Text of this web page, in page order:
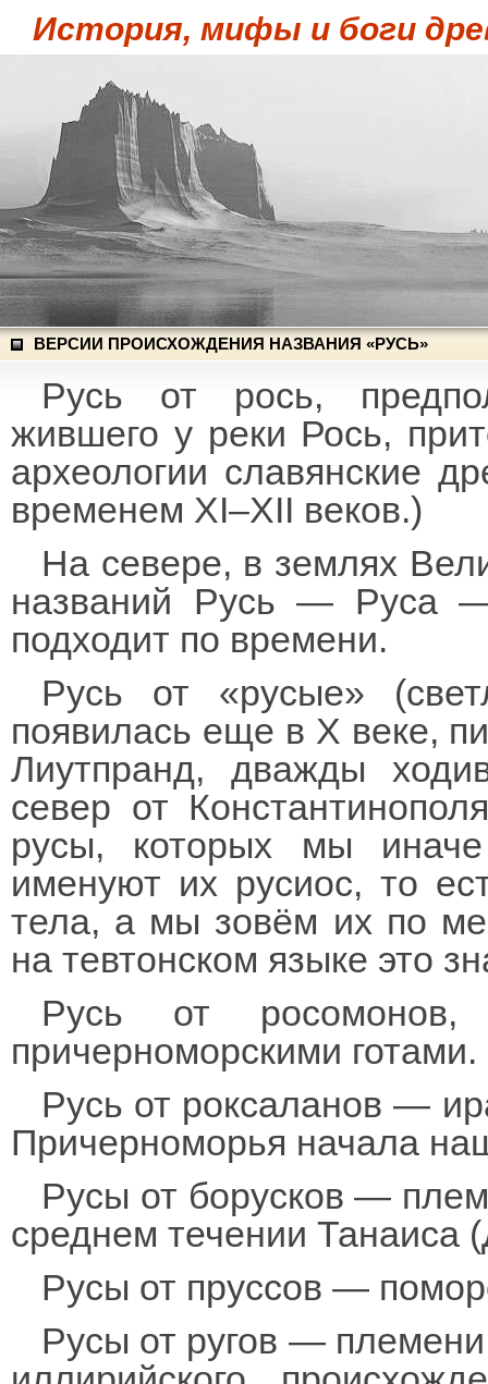
История, мифы и боги
ВЕРСИИ ПРОИСХОЖДЕНИЯ НАЗВАНИЯ «РУСЬ»
Русь от рось,
жившего у реки Рось,
археологии славянские
временем XI–XII веков.)
На севере, в землях
названий Русь — Руса
подходит по времени.
Русь от «русые»
появилась еще в X веке,
Лиутпранд, дважды
север от
русы, которых мы
именуют их русиос, то
тела, а мы зовём их по
на тевтонском языке это
Русь от росомонов,
причерноморскими готами.
Русь от роксаланов —
Причерноморья начала
Русы от борусков —
среднем течении Танаиса
Русы от пруссов —
Русы от ругов — племени